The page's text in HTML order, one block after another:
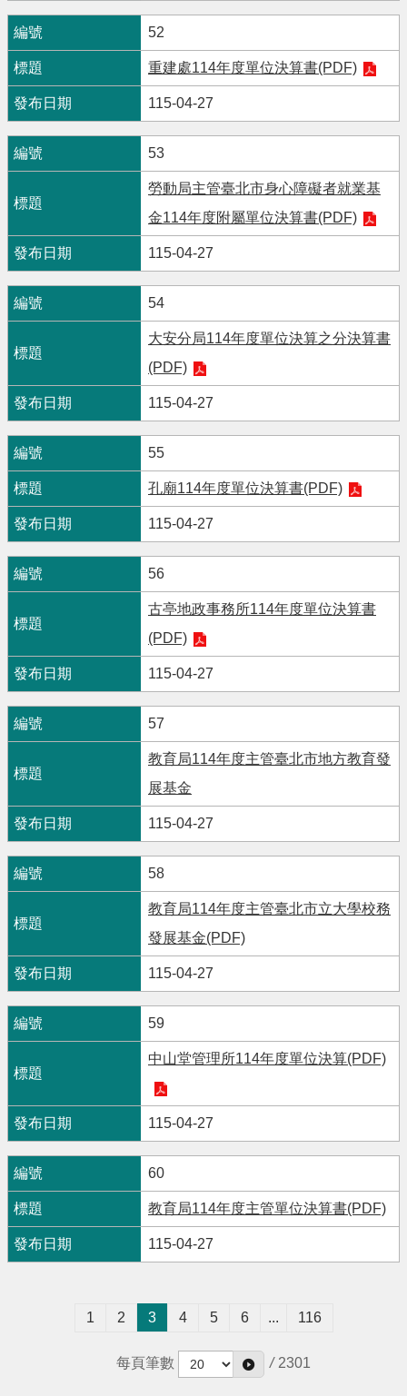
52
重建處114年度單位決算書(PDF)
115-04-27
53
勞動局主管臺北市身心障礙者就業基
金114年度附屬單位決算書(PDF)
115-04-27
54
大安分局114年度單位決算之分決算書
(PDF)
115-04-27
55
孔廟114年度單位決算書(PDF)
115-04-27
56
古亭地政事務所114年度單位決算書
(PDF)
115-04-27
57
教育局114年度主管臺北市地方教育發
展基金
115-04-27
58
教育局114年度主管臺北市立大學校務
發展基金(PDF)
115-04-27
59
中山堂管理所114年度單位決算(PDF)
115-04-27
60
教育局114年度主管單位決算書(PDF)
115-04-27
1 2 3 4 5 6 ... 116
每頁筆數 / 2301